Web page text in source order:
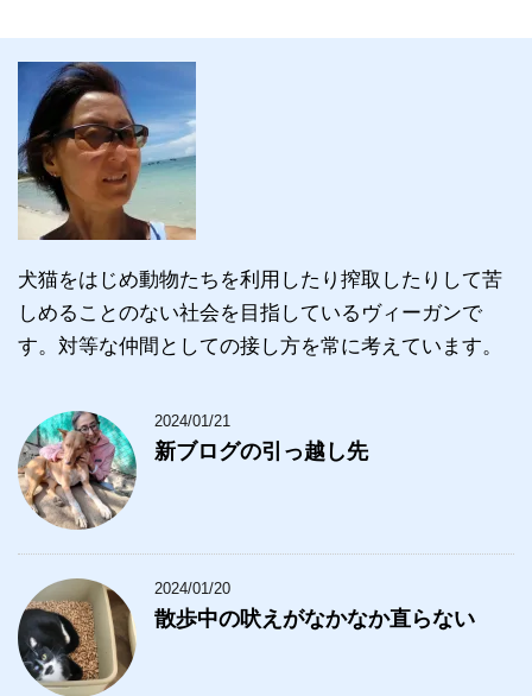
犬猫をはじめ動物たちを利用したり搾取したりして苦
しめることのない社会を目指しているヴィーガンで
す。対等な仲間としての接し方を常に考えています。
2024/01/21
新ブログの引っ越し先
2024/01/20
散歩中の吠えがなかなか直らない